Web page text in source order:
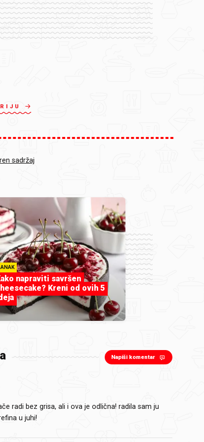
sadržaj
napraviti savršen
Kreni od ovih 5
Napiši komentar
radi bez grisa, ali i ova je odlična! radila sam ju
u juhi!